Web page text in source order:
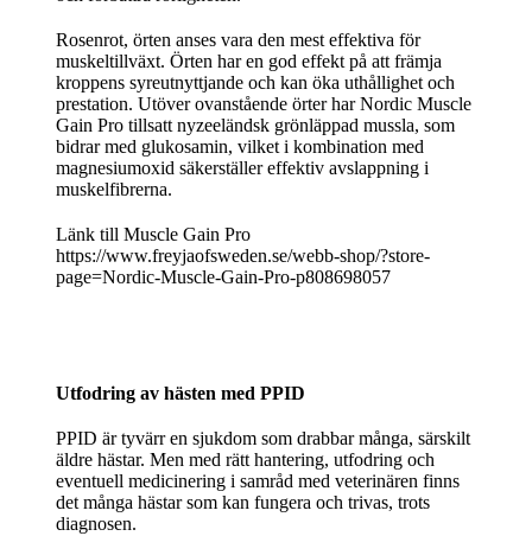
Rosenrot, örten anses vara den mest effektiva för
muskeltillväxt. Örten har en god effekt på att främja
kroppens syreutnyttjande och kan öka uthållighet och
prestation. Utöver ovanstående örter har Nordic Muscle
Gain Pro tillsatt nyzeeländsk grönläppad mussla, som
bidrar med glukosamin, vilket i kombination med
magnesiumoxid säkerställer effektiv avslappning i
muskelfibrerna.
Länk till Muscle Gain Pro
https://www.freyjaofsweden.se/webb-shop/?store-
page=Nordic-Muscle-Gain-Pro-p808698057
Utfodring av hästen med PPID
PPID är tyvärr en sjukdom som drabbar många, särskilt
äldre hästar. Men med rätt hantering, utfodring och
eventuell medicinering i samråd med veterinären finns
det många hästar som kan fungera och trivas, trots
diagnosen.